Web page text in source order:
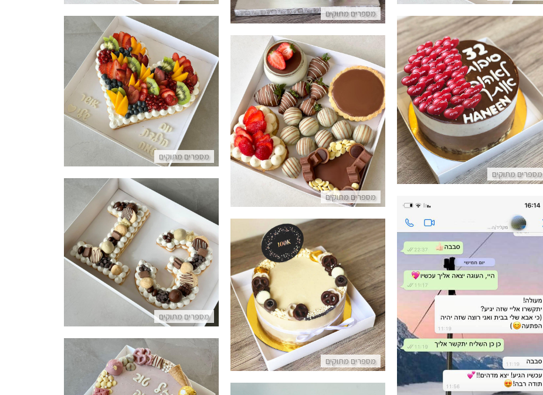
מספרים מתוקים
מספרים מתוקים
עוגת לב טבעונית עם פירות
פרטים נוספים
מספרים מתוקים
עוגת מוס כל הסיבות לאהוב אותך
פרטים נוספים
מספרים מתוקים
מארז חגיגי ללא גלוטן
פרטים נוספים
מספרים מתוקים
עוגת מספרים לבר מצווה טבעונית וללא גלוטן
פרטים נוספים
ביקורות מלקוחות לעוגה מדהימה
פרטים נוספים
מספרים מתוקים
עוגת לוטוס מעוצבת טבעונית
פרטים נוספים